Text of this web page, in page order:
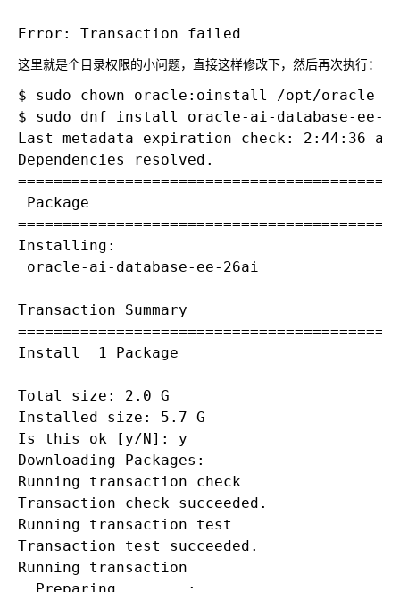
这里就是个目录权限的小问题，直接这样修改下，然后再次执行：
$ sudo chown oracle:oinstall /opt/oracle
$ sudo dnf install oracle-ai-database-ee-
Last metadata expiration check: 2:44:36 ago
Dependencies resolved.
Package
Installing:
oracle-ai-database-ee-26ai
Transaction Summary
Install  1 Package
Total size: 2.0 G
Installed size: 5.7 G
Is this ok [y/N]: y
Downloading Packages:
Running transaction check
Transaction check succeeded.
Running transaction test
Transaction test succeeded.
Running transaction
Preparing        :